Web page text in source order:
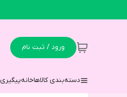
ورود / ثبت نام
دسته‌بندی کالاهاخانه